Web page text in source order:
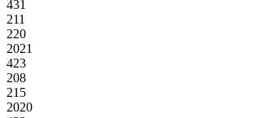
431
211
220
2021
423
208
215
2020